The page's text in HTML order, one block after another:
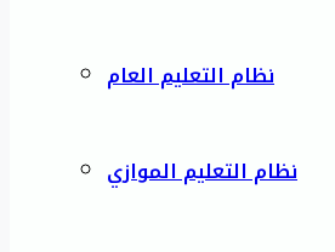
نظام التعليم العام
نظام التعليم الموازي